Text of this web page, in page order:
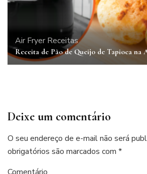
Air Fryer Receitas
Receita de Pão de Queijo de Tapioca na
Deixe um comentário
O seu endereço de e-mail não será
obrigatórios são marcados com *